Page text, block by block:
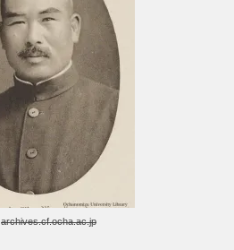
archives.cf.ocha.ac.jp